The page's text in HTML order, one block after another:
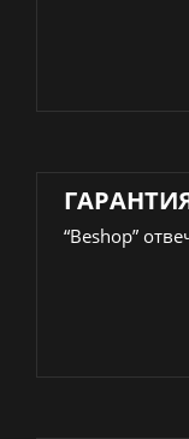
“Beshop”